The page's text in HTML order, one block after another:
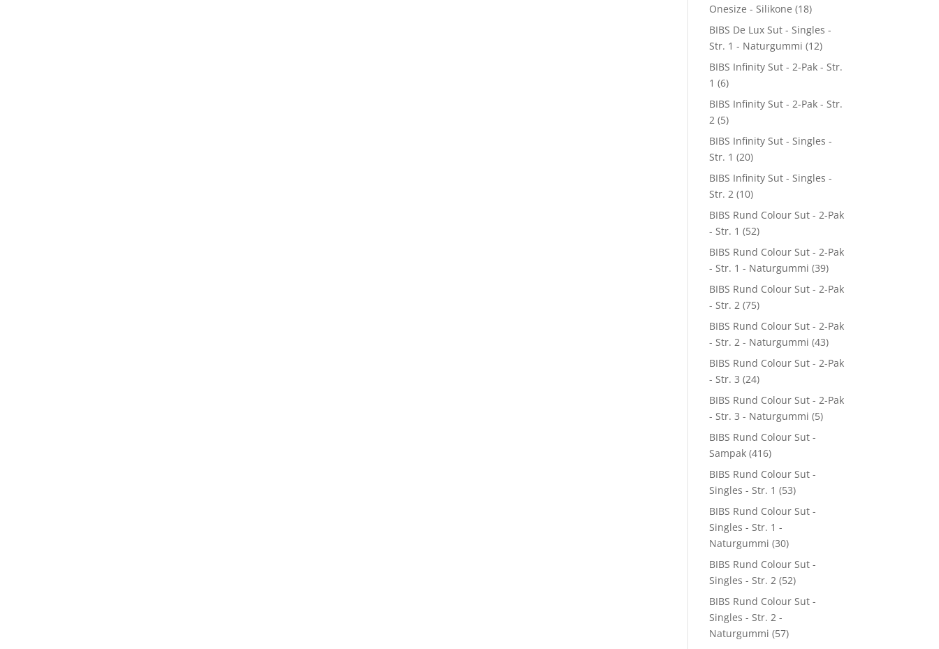
Onesize - Silikone (18)
BIBS De Lux Sut - Singles -
Str. 1 - Naturgummi (12)
BIBS Infinity Sut - 2-Pak - Str.
1 (6)
BIBS Infinity Sut - 2-Pak - Str.
2 (5)
BIBS Infinity Sut - Singles -
Str. 1 (20)
BIBS Infinity Sut - Singles -
Str. 2 (10)
BIBS Rund Colour Sut - 2-Pak
- Str. 1 (52)
BIBS Rund Colour Sut - 2-Pak
- Str. 1 - Naturgummi (39)
BIBS Rund Colour Sut - 2-Pak
- Str. 2 (75)
BIBS Rund Colour Sut - 2-Pak
- Str. 2 - Naturgummi (43)
BIBS Rund Colour Sut - 2-Pak
- Str. 3 (24)
BIBS Rund Colour Sut - 2-Pak
- Str. 3 - Naturgummi (5)
BIBS Rund Colour Sut -
Sampak (416)
BIBS Rund Colour Sut -
Singles - Str. 1 (53)
BIBS Rund Colour Sut -
Singles - Str. 1 -
Naturgummi (30)
BIBS Rund Colour Sut -
Singles - Str. 2 (52)
BIBS Rund Colour Sut -
Singles - Str. 2 -
Naturgummi (57)